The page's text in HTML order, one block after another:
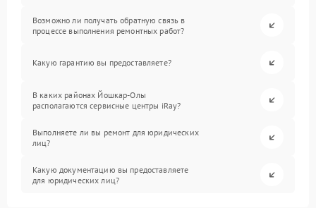
Возможно ли получать обратную связь в
процессе выполнения ремонтных работ?
Какую гарантию вы предоставляете?
В каких районах Йошкар-Олы
располагаются сервисные центры iRay?
Выполняете ли вы ремонт для юридических
лиц?
Какую документацию вы предоставляете
для юридических лиц?